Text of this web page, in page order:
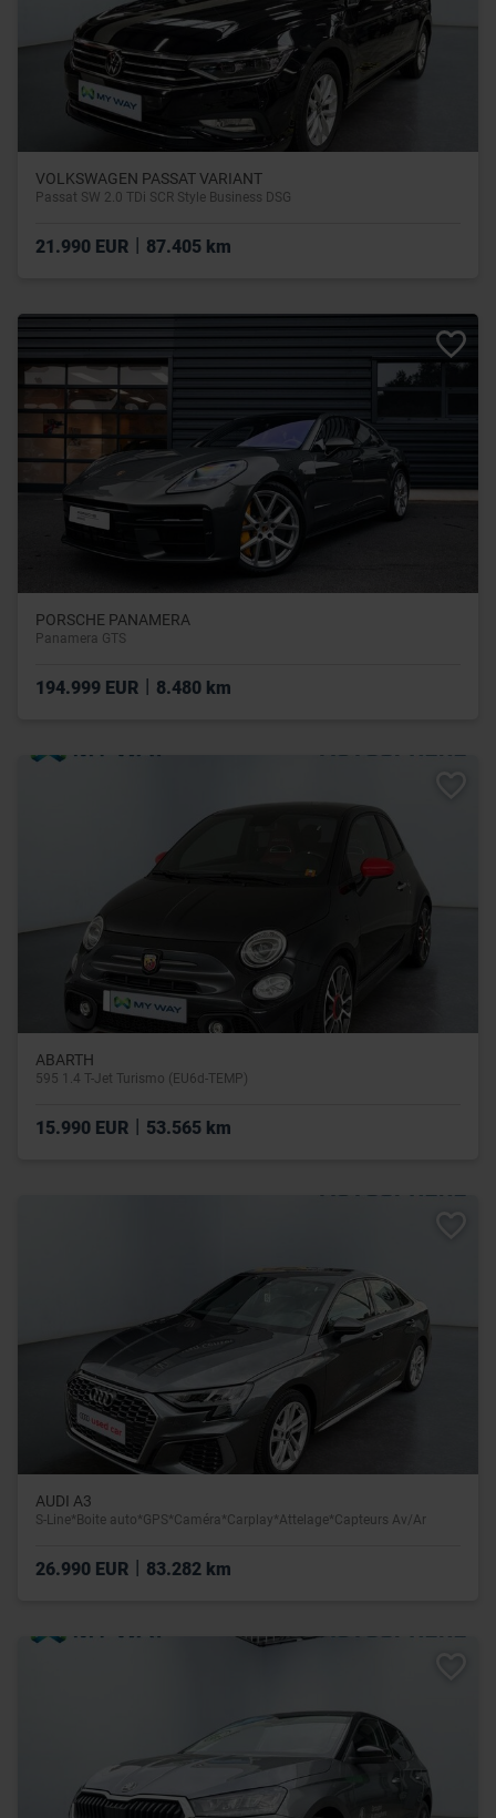
VOLKSWAGEN PASSAT VARIANT
Passat SW 2.0 TDi SCR Style Business DSG
21.990 EUR 87.405 km
PORSCHE PANAMERA
Panamera GTS
194.999 EUR | 8.480 km
ABARTH
595 1.4 T-Jet Turismo (EU6d-TEMP)
15.990 EUR 53.565 km
AUDI A3
S-Line*Boite auto*GPS*Caméra*Carplay*Attelage*Capteurs Av/Ar
26.990 EUR | 83.282 km